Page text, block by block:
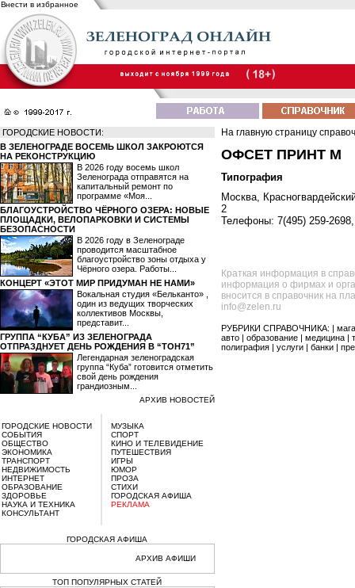
Внести в избранное
ГОРОДСКИЕ НОВОСТИ:
В ЗЕЛЕНОГРАДЕ ВОСЕМЬ ШКОЛ ЗАКРОЮТСЯ
НА РЕКОНСТРУКЦИЮ
В 2026 году восемь школ
Зеленограда отправятся на
капитальный ремонт по
программе «Моя...
БЛАГОУСТРОЙСТВО ЧЁРНОГО ОЗЕРА: НОВЫЕ
ПЛОЩАДКИ, ВЕЛОПАРКОВКИ И СИСТЕМЫ
БЕЗОПАСНОСТИ
В 2026 году в Зеленограде
проводится масштабное
благоустройство зоны отдыха у
Чёрного озера. Работы...
КОНЦЕРТ «ЭТОТ МИР ПРИДУМАН НЕ НАМИ»
Вокальная студия «Бельканто» ,
один из ведущих творческих
коллективов Москвы,
представит...
ГРУППА “КУБА” ИЗ ЗЕЛЕНОГРАДА
ОТПРАЗДНУЕТ ДЕНЬ РОЖДЕНИЯ В “ТОН71”
Легендарная зеленоградская
группа “Куба” готовится отметить
свой день рождения
грандиозным...
АРХИВ НОВОСТЕЙ
ГОРОДСКИЕ НОВОСТИ
СОБЫТИЯ
ОБЩЕСТВО
ЭКОНОМИКА
ТРАНСПОРТ
НЕДВИЖИМОСТЬ
ИНТЕРНЕТ
ОБРАЗОВАНИЕ
ЗДОРОВЬЕ
НАУКА И ТЕХНИКА
КОНСУЛЬТАНТ
МУЗЫКА
СПОРТ
КИНО И ТЕЛЕВИДЕНИЕ
ПУТЕШЕСТВИЯ
ИГРЫ
ЮМОР
ПРОЗА
СТИХИ
ГОРОДСКАЯ АФИША
РЕКЛАМА
ГОРОДСКАЯ АФИША
АРХИВ АФИШИ
ТОП ПОПУЛЯРНЫХ СТАТЕЙ
На главную страницу
ОФСЕТ ПРИНТ М
Типография
Москва,
2
Телефоны: 7(495) 259-
Краткая информация в
информация о фирмах и
вносится в справочник на
info@zelen.ru
РУБРИКИ СПРАВОЧНИКА: |
авто
образование медицина
полиграфия
услуги банки